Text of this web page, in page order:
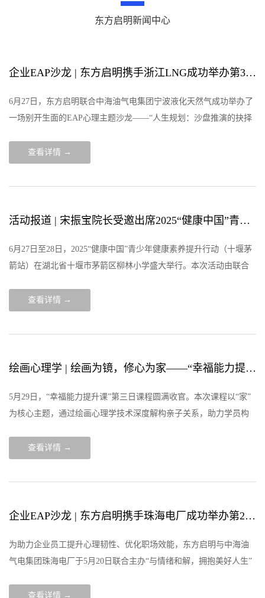
东方启明新闻中心
企业EAP沙龙 | 东方启明携手浙江LNG成功举办第37期心理沙龙
6月27日，东方启明联合中海油气电集团宁波液化天然气成功举办了
一场别开生面的EAP心理主题沙龙——“人生规划：沙盘推演的抉择
策能力，实现个人
查看详情 →
活动报道 | 宋振宝院长受邀出席2025“健康中国”青少年健康素养提升行动（十堰茅箭站）
6月27日至28日，2025“健康中国”青少年健康素养提升行动（十堰茅
箭站）在湖北省十堰市茅箭区柳林小学盛大举行。本次活动由联合
少年卫生研究所
查看详情 →
绘画心理学 | 绘画为镜，修心为家——“幸福能力提升课”圆满收官！
5月29日，“幸福能力提升课”第三日课程圆满收官。本次课程以“家”
为核心主题，通过绘画心理学技术深度解构亲子关系，助力学员构
要学习”，现场百
查看详情 →
企业EAP沙龙 | 东方启明携手珠海电厂成功举办第24期心理沙龙
为助力企业员工提升心理韧性、优化职场效能，东方启明与中海油
气电集团珠海电厂于5月20日联合主办“与情绪和解，拥抱美好人生”
师方佩琼担任主讲，
查看详情 →